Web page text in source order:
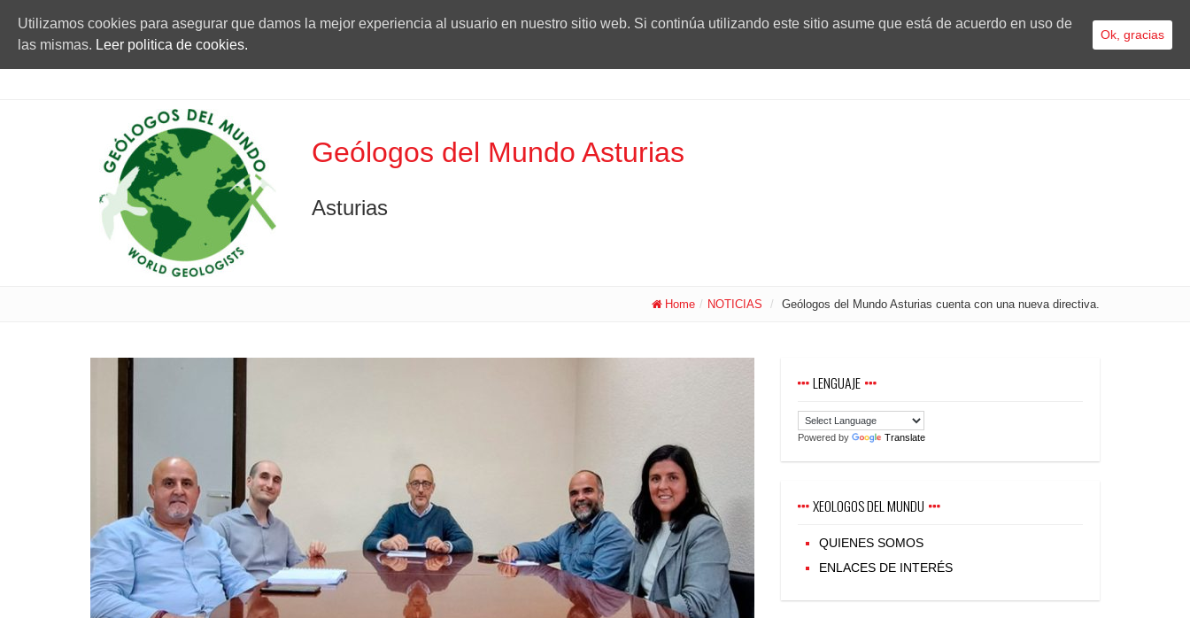
Geólogos del Mundo Asturias
Asturias
Home / NOTICIAS / Geólogos del Mundo Asturias cuenta con una nueva directiva.
LENGUAJE
Powered by Translate
XEOLOGOS DEL MUNDU
QUIENES SOMOS
ENLACES DE INTERÉS
Utilizamos cookies para asegurar que damos la mejor experiencia al usuario en nuestro sitio web. Si continúa utilizando este sitio asume que está de acuerdo en uso de
las mismas. Leer politica de cookies.
Ok, gracias